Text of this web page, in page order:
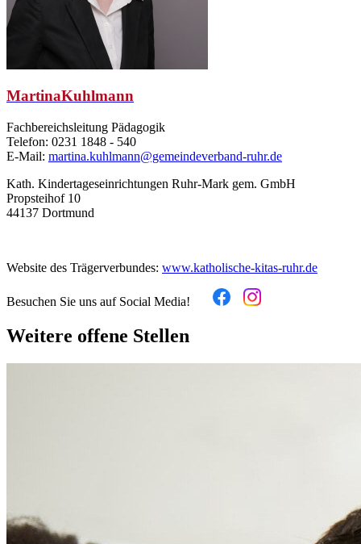
MartinaKuhlmann
Fachbereichsleitung Pädagogik
Telefon: 0231 1848 - 540
E-Mail: martina.kuhlmann@gemeindeverband-ruhr.de
Kath. Kindertageseinrichtungen Ruhr-Mark gem. GmbH
Propsteihof 10
44137 Dortmund
Website des Trägerverbundes: www.katholische-kitas-ruhr.de
Besuchen Sie uns auf Social Media!
Weitere offene Stellen